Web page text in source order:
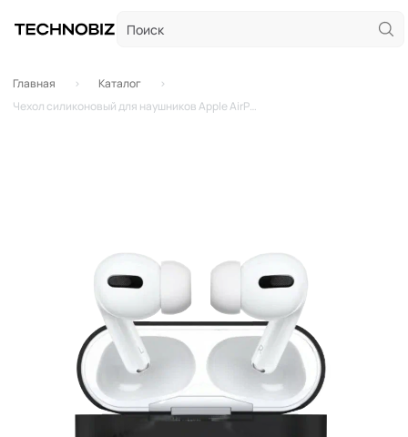
Главная
Каталог
Чехол силиконовый для наушников Apple AirPods 3 (Черный)